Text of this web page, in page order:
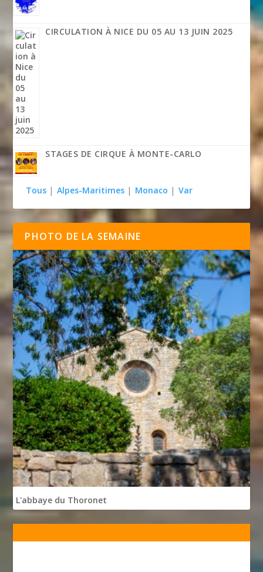
CIRCULATION À NICE DU 05 AU 13 JUIN 2025
STAGES DE CIRQUE À MONTE-CARLO
Tous | Alpes-Maritimes | Monaco | Var
PHOTO DE LA SEMAINE
L'abbaye du Thoronet